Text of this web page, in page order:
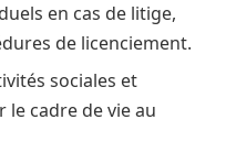
en cas de litige,
de licenciement.
sociales et
cadre de vie au